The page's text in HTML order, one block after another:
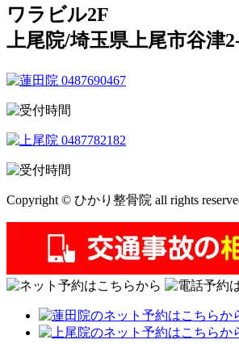
ワラビル2F
上尾院/埼玉県上尾市谷津
Copyright © ひかり整骨院 all rights